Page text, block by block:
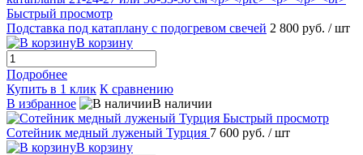
Быстрый просмотр
Подставка под катаплану с подогревом свечей 2 800 руб. / шт
В корзину
Подробнее
Купить в 1 клик К сравнению
В избранное
В наличии
Быстрый просмотр
Сотейник медный луженый Турция 7 600 руб. / шт
В корзину